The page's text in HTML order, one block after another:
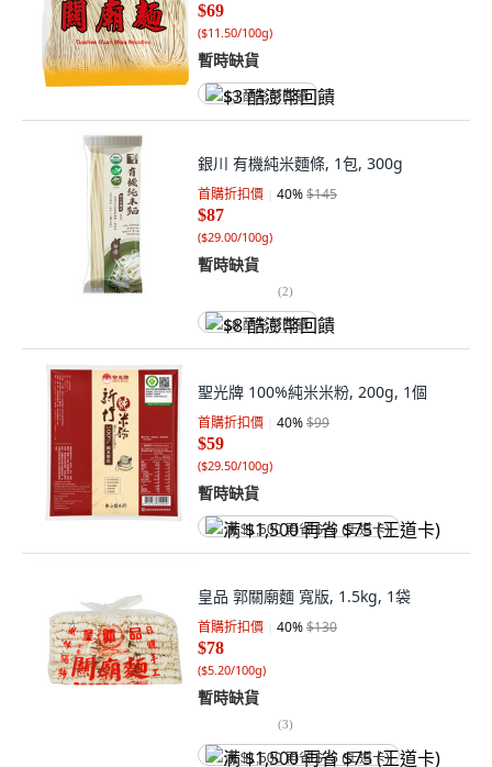
$69
($11.50/100g)
暫時缺貨
$3 酷澎幣回饋
銀川 有機純米麵條, 1包, 300g
首購折扣價 40%$145
$87
($29.00/100g)
暫時缺貨
(2)
$8 酷澎幣回饋
聖光牌 100%純米米粉, 200g, 1個
首購折扣價 40%$99
$59
($29.50/100g)
暫時缺貨
满 $1,500 再省 $75 (王道卡)
皇品 郭關廟麵 寬版, 1.5kg, 1袋
首購折扣價 40%$130
$78
($5.20/100g)
暫時缺貨
(3)
满 $1,500 再省 $75 (王道卡)